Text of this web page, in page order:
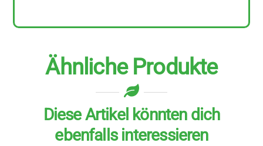
Ähnliche Produkte
Diese Artikel könnten dich
ebenfalls interessieren